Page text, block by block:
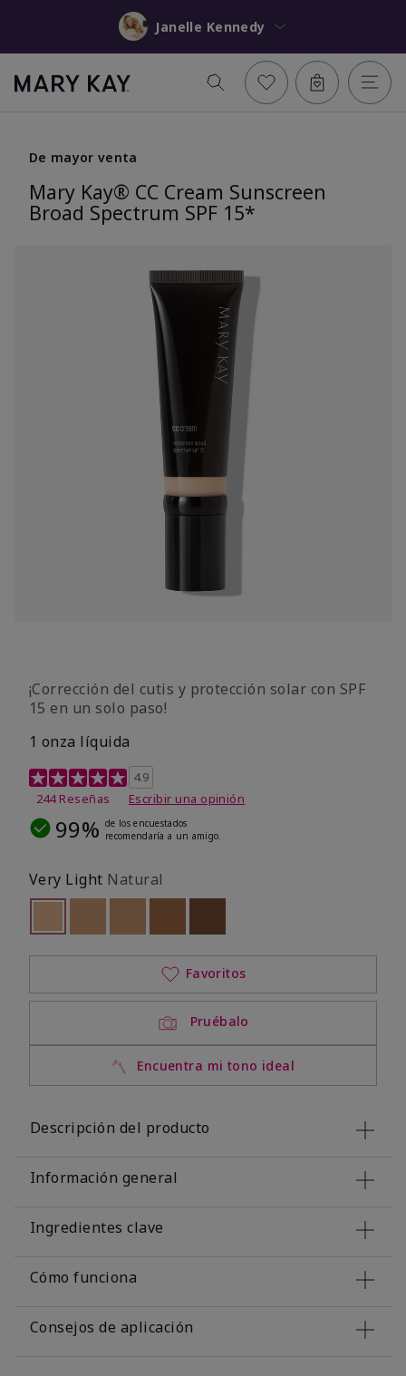
Janelle Kennedy
De mayor venta
Mary Kay® CC Cream Sunscreen
Broad Spectrum SPF 15*
¡Corrección del cutis y protección solar con SPF
15 en un solo paso!
1 onza líquida
Calificación de clientes de 3,7 de 5
4.9
244 Reseñas
Escribir una opinión
99% de los encuestados
recomendaría a un amigo.
Very Light Natural
seleccionado
Out of stock
Pruébalo
Encuentra mi tono ideal
Favoritos
Descripción del producto
Información general
Ingredientes clave
Cómo funciona
Consejos de aplicación